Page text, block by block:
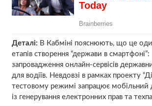
Деталі: В Кабміні пояснюють, що це
етапів створення “держави в смартфоні”:
запровадження онлайн-сервісів
для водіїв. Невдовзі в рамках проекту
тестовому режимі запрацює мобільний
із генерування електронних прав та